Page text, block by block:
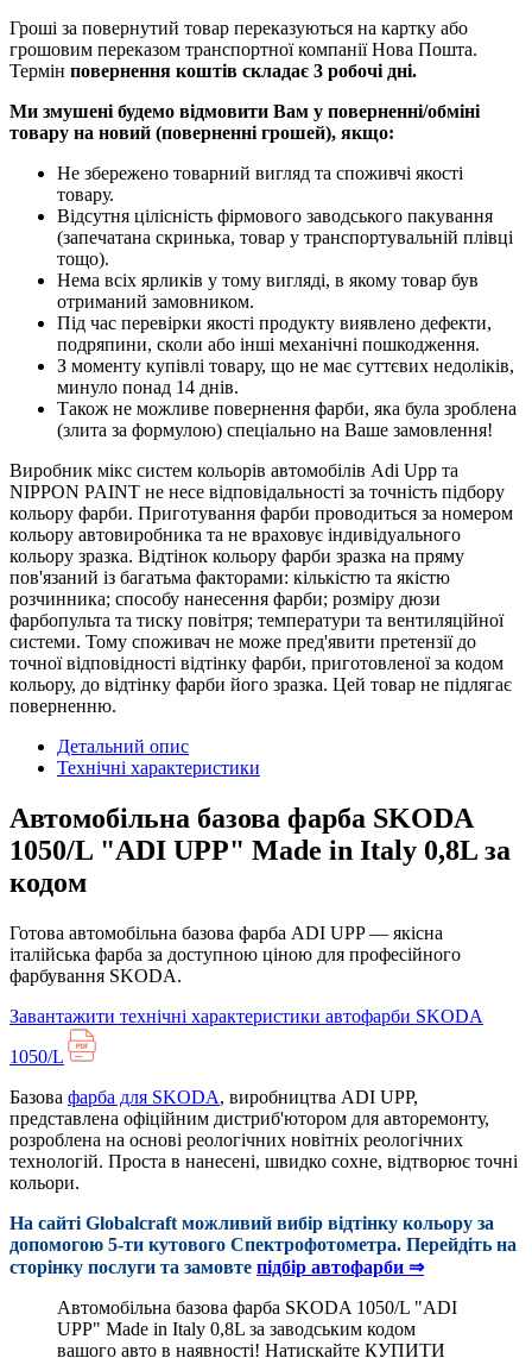
Гроші за повернутий товар переказуються на картку або
грошовим переказом транспортної компанії Нова Пошта.
Термін повернення коштів складає 3 робочі дні.
Ми змушені будемо відмовити Вам у поверненні/обміні
товару на новий (поверненні грошей), якщо:
Не збережено товарний вигляд та споживчі якості
товару.
Відсутня цілісність фірмового заводського пакування
(запечатана скринька, товар у транспортувальній плівці
тощо).
Нема всіх ярликів у тому вигляді, в якому товар був
отриманий замовником.
Під час перевірки якості продукту виявлено дефекти,
подряпини, сколи або інші механічні пошкодження.
З моменту купівлі товару, що не має суттєвих недоліків,
минуло понад 14 днів.
Також не можливе повернення фарби, яка була зроблена
(злита за формулою) спеціально на Ваше замовлення!
Виробник мікс систем кольорів автомобілів Adi Upp та
NIPPON PAINT не несе відповідальності за точність підбору
кольору фарби. Приготування фарби проводиться за номером
кольору автовиробника та не враховує індивідуального
кольору зразка. Відтінок кольору фарби зразка на пряму
пов'язаний із багатьма факторами: кількістю та якістю
розчинника; способу нанесення фарби; розміру дюзи
фарбопульта та тиску повітря; температури та вентиляційної
системи. Тому споживач не може пред'явити претензії до
точної відповідності відтінку фарби, приготовленої за кодом
кольору, до відтінку фарби його зразка. Цей товар не підлягає
поверненню.
Детальний опис
Технічні характеристики
Автомобільна базова фарба SKODA
1050/L "ADI UPP" Made in Italy 0,8L за
кодом
Готова автомобільна базова фарба ADI UPP — якісна
італійська фарба за доступною ціною для професійного
фарбування SKODA.
Завантажити технічні характеристики автофарби SKODA
1050/L
Базова фарба для SKODA, виробництва ADI UPP,
представлена офіційним дистриб'ютором для авторемонту,
розроблена на основі реологічних новітніх реологічних
технологій. Проста в нанесені, швидко сохне, відтворює точні
кольори.
На сайті Globalcraft можливий вибір відтінку кольору за
допомогою 5-ти кутового Cпектрофотометра. Перейдіть на
сторінку послуги та замовте підбір автофарби ⇒
Автомобільна базова фарба SKODA 1050/L "ADI
UPP" Made in Italy 0,8L за заводським кодом
вашого авто в наявності! Натискайте КУПИТИ